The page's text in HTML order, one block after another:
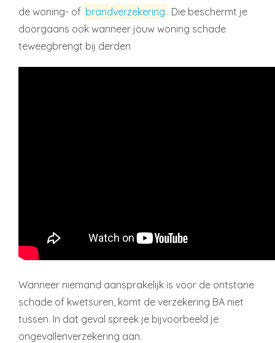
de woning- of brandverzekering . Die beschermt je
doorgaans ook wanneer jouw woning schade
teweegbrengt bij derden
Wanneer niemand aansprakelijk is voor de ontstane
schade of kwetsuren, komt de verzekering BA niet
tussen. In dat geval spreek je bijvoorbeeld je
ongevallenverzekering aan.